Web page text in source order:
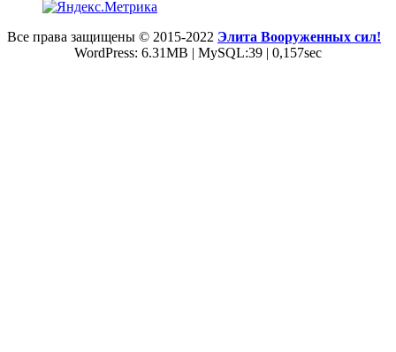
Все права защищены © 2015-2022 Элита Вооруженных сил!
WordPress: 6.31MB | MySQL:39 | 0,157sec